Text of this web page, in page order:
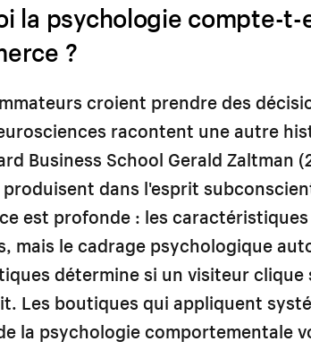
la psychologie compte-t-
?
croient prendre des
racontent une autre
Business School Gerald Zaltman
dans l'esprit
est profonde : les
mais le cadrage psychologique
détermine si un visiteur clique
Les boutiques qui appliquent
la psychologie comportementale